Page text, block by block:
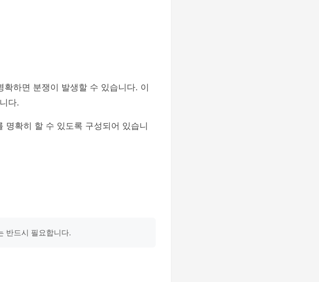
하면 분쟁이 발생할 수 있습니다. 이
다.
명확히 할 수 있도록 구성되어 있습니
반드시 필요합니다.